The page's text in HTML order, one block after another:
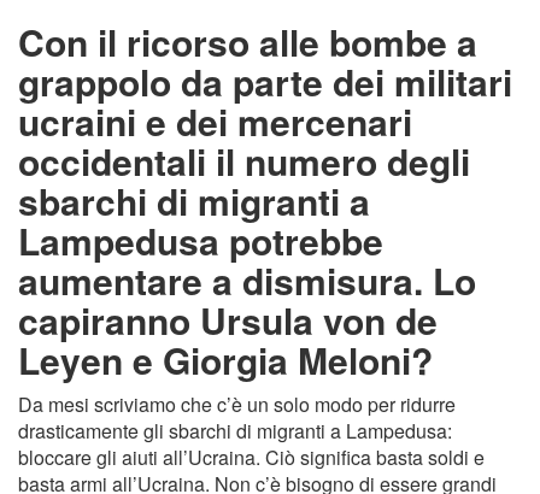
Con il ricorso alle bombe a
grappolo da parte dei militari
ucraini e dei mercenari
occidentali il numero degli
sbarchi di migranti a
Lampedusa potrebbe
aumentare a dismisura. Lo
capiranno Ursula von de
Leyen e Giorgia Meloni?
Da mesi scriviamo che c’è un solo modo per ridurre
drasticamente gli sbarchi di migranti a Lampedusa:
bloccare gli aiuti all’Ucraina. Ciò significa basta soldi e
basta armi all’Ucraina. Non c’è bisogno di essere grandi